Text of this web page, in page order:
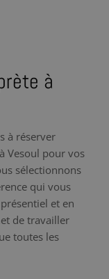
à
à réserver
Vesoul pour vos
sélectionnons
qui vous
et en
de travailler
toutes les